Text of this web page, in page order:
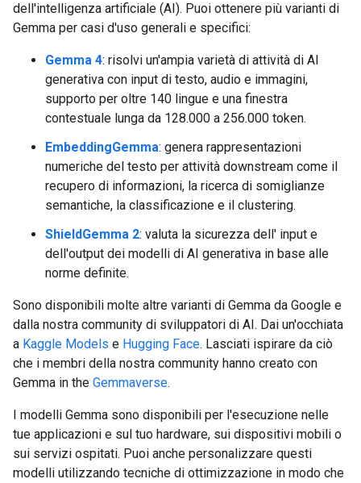
dell'intelligenza artificiale (AI). Puoi ottenere più varianti di
Gemma per casi d'uso generali e specifici:
Gemma 4: risolvi un'ampia varietà di attività di AI
generativa con input di testo, audio e immagini,
supporto per oltre 140 lingue e una finestra
contestuale lunga da 128.000 a 256.000 token.
EmbeddingGemma: genera rappresentazioni
numeriche del testo per attività downstream come il
recupero di informazioni, la ricerca di somiglianze
semantiche, la classificazione e il clustering.
ShieldGemma 2: valuta la sicurezza dell' input e
dell'output dei modelli di AI generativa in base alle
norme definite.
Sono disponibili molte altre varianti di Gemma da Google e
dalla nostra community di sviluppatori di AI. Dai un'occhiata
a Kaggle Models e Hugging Face. Lasciati ispirare da ciò
che i membri della nostra community hanno creato con
Gemma in the Gemmaverse.
I modelli Gemma sono disponibili per l'esecuzione nelle
tue applicazioni e sul tuo hardware, sui dispositivi mobili o
sui servizi ospitati. Puoi anche personalizzare questi
modelli utilizzando tecniche di ottimizzazione in modo che